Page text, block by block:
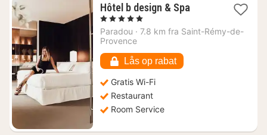
Hôtel b design & Spa1
fra
, 5 Stjerner
Paradou · 7.8 km fra Saint-Rémy-de-
Provence
Lås op rabat
Gratis Wi-Fi
Restaurant
Room Service